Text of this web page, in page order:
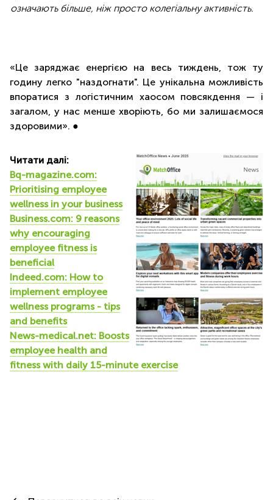
означають більше, ніж просто колегіальну активність.
«Це заряджає енергією на весь тиждень, тож ту
годину легко "наздогнати". Це унікальна можливість
впоратися з логістичним хаосом повсякдення — і
загалом, у нас менше хворіють, бо ми залишаємося
здоровими». ●
Читати далі:
Bq-magazine.com:
Prioritising employee
wellness in your business
Business.com: 9 reasons
why encouraging
employee fitness is
beneficial
Indeed.com: How to
implement employee
wellness programs - tips
and benefits
News-medical.net: Boosts
employee health and
fitness with daily 15-minute exercise